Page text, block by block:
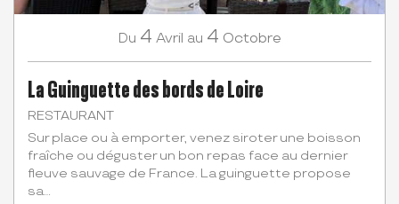
Du 4 Avril au 4 Octobre
La Guinguette des bords de Loire
RESTAURANT
Sur place ou à emporter, venez siroter une boisson
fraîche ou déguster un bon repas face au dernier
fleuve sauvage de France. La guinguette propose
sa...